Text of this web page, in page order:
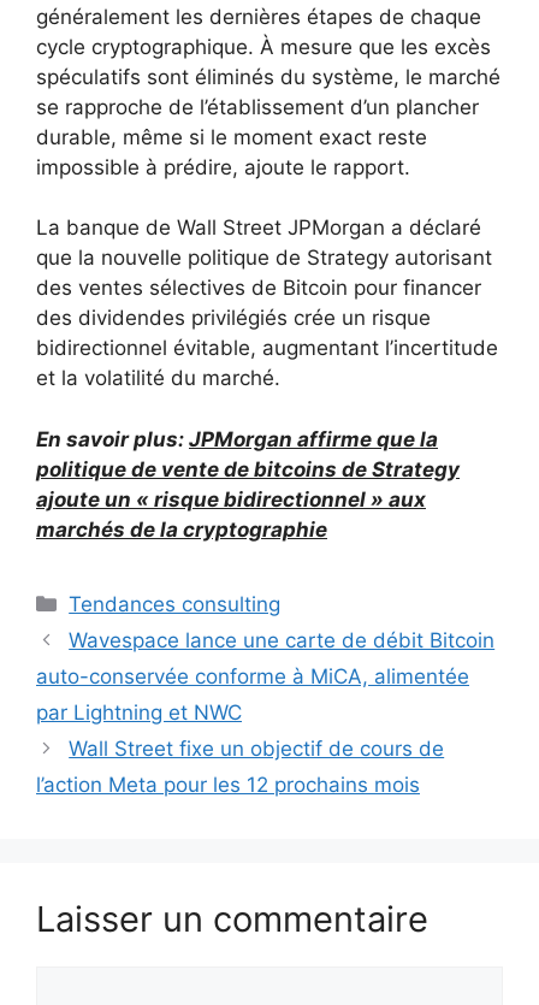
généralement les dernières étapes de chaque
cycle cryptographique. À mesure que les excès
spéculatifs sont éliminés du système, le marché
se rapproche de l’établissement d’un plancher
durable, même si le moment exact reste
impossible à prédire, ajoute le rapport.
La banque de Wall Street JPMorgan a déclaré
que la nouvelle politique de Strategy autorisant
des ventes sélectives de Bitcoin pour financer
des dividendes privilégiés crée un risque
bidirectionnel évitable, augmentant l’incertitude
et la volatilité du marché.
En savoir plus: JPMorgan affirme que la
politique de vente de bitcoins de Strategy
ajoute un « risque bidirectionnel » aux
marchés de la cryptographie
Catégories
Tendances consulting
Wavespace lance une carte de débit Bitcoin
auto-conservée conforme à MiCA, alimentée
par Lightning et NWC
Wall Street fixe un objectif de cours de
l’action Meta pour les 12 prochains mois
Laisser un commentaire